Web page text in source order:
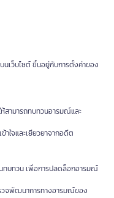
เว็บไซต์ ขึ้นอยู่กับการตั้งค่าของ
สามารถทบทวนอารมณ์และ
าใจและเยียวยาจากอดีต
ทบทวน เพื่อการปลดล็อกอารมณ์
วจพัฒนาการทางอารมณ์ของ